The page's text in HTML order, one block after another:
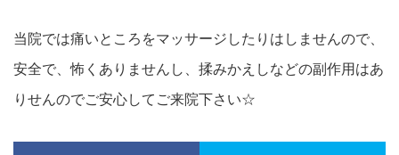
当院では痛いところをマッサージしたりはしませんので、
安全で、怖くありませんし、揉みかえしなどの副作用はあ
りせんのでご安心してご来院下さい☆